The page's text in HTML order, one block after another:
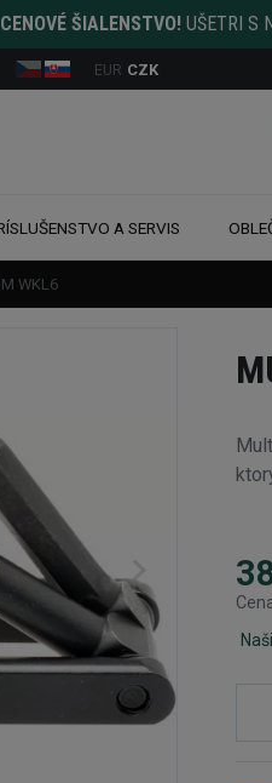
CENOVÉ ŠIALENSTVO! UŠETRI S
EUR CZK
A SERVIS
WKL6